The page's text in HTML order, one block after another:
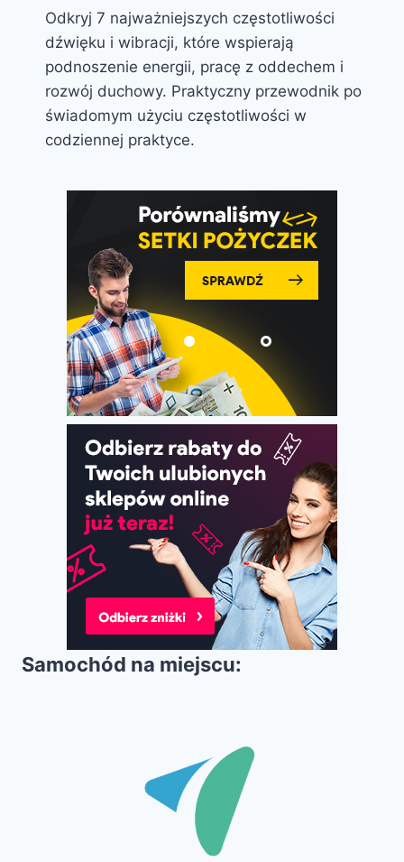
Odkryj 7 najważniejszych częstotliwości
dźwięku i wibracji, które wspierają
podnoszenie energii, pracę z oddechem i
rozwój duchowy. Praktyczny przewodnik po
świadomym użyciu częstotliwości w
codziennej praktyce.
Samochód na miejscu: